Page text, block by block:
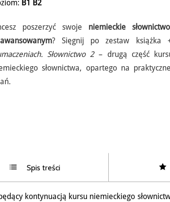
B1 B2
poszerzyć swoje niemieckie
? Sięgnij po zestaw książka
Słownictwo 2– drugą część
słownictwa, opartego na
Spis treści
kontynuacją kursu niemieckiego